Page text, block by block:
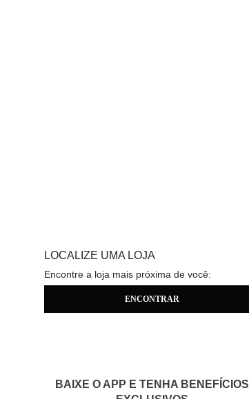
LOCALIZE UMA LOJA
Encontre a loja mais próxima de você:
BAIXE O APP E TENHA BENEFÍCIOS